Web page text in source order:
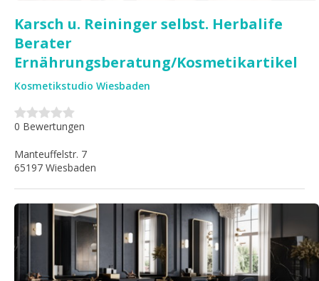
Karsch u. Reininger selbst. Herbalife
Berater
Ernährungsberatung/Kosmetikartikel
Kosmetikstudio Wiesbaden
Manteuffelstr. 7
65197 Wiesbaden
0 Bewertungen